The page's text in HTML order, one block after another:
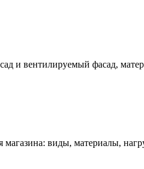
и вентилируемый фасад,
виды, материалы,